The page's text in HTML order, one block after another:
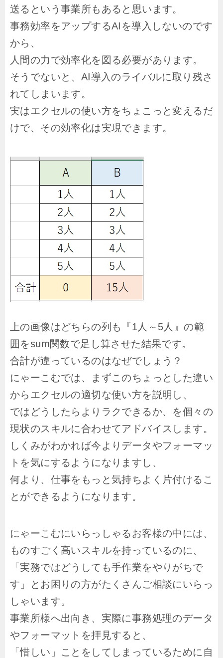
送るという事業所もあると思います。
事務効率をアップするAIを導入しないのです
から、
人間の力で効率化を図る必要があります。
そうでないと、AI導入のライバルに取り残さ
れてしまいます。
実はエクセルの使い方をちょこっと変えるだ
けで、その効率化は実現できます。
上の画像はどちらの列も『1人～5人』の範
囲をsum関数で足し算させた結果です。
合計が違っているのはなぜでしょう？
にゃーこむでは、まずこのちょっとした違い
からエクセルの適切な使い方を説明し、
ではどうしたらよりラクできるか、を個々の
現状のスキルに合わせてアドバイスします。
しくみがわかれば今よりデータやフォーマッ
トを気にするようになりますし、
何より、仕事をもっと気持ちよく片付けるこ
とができるようになります。
にゃーこむにいらっしゃるお客様の中には、
ものすごく高いスキルを持っているのに、
「実務ではどうしても手作業をやりがちで
す」とお困りの方がたくさんご相談にいらっ
しゃいます。
事業所様へ出向き、実際に事務処理のデータ
やフォーマットを拝見すると、
「惜しい」ことをしてしまっているために自